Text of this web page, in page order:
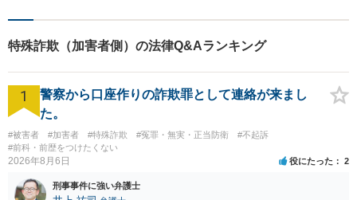
特殊詐欺（加害者側）の法律Q&Aランキング
1
警察から口座作りの詐欺罪として連絡が来まし
た。
#被害者 #加害者 #特殊詐欺 #冤罪・無実・正当防衛
#不起訴
#前科・前歴をつけたくない
2026年8月6日 役にたった 2
刑事事件に強い弁護士